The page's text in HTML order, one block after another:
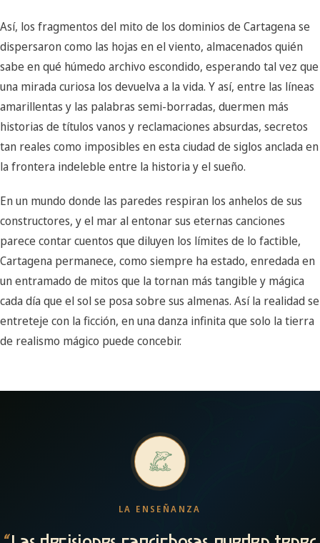
Así, los fragmentos del mito de los dominios de Cartagena se
dispersaron como las hojas en el viento, almacenados quién
sabe en qué húmedo archivo escondido, esperando tal vez que
una mirada curiosa los devuelva a la vida. Y así, entre las líneas
amarillentas y las palabras semi-borradas, duermen más
historias de títulos vanos y reclamaciones absurdas, secretos
tan reales como imposibles en esta ciudad de siglos anclada en
la frontera indeleble entre la historia y el sueño.
En un mundo donde las paredes respiran los anhelos de sus
constructores, y el mar al entonar sus eternas canciones
parece contar cuentos que diluyen los límites de lo factible,
Cartagena permanece, como siempre ha estado, enredada en
un entramado de mitos que la tornan más tangible y mágica
cada día que el sol se posa sobre sus almenas. Así la realidad se
entreteje con la ficción, en una danza infinita que solo la tierra
de realismo mágico puede concebir.
LA ENSEÑANZA